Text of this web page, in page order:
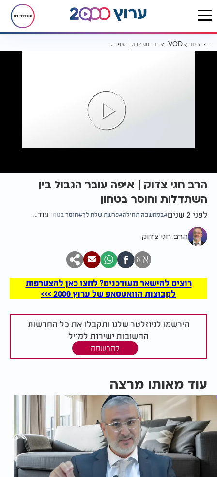
שידור חי
דף הבית VOD הרב חגי צדוק | איפה עובר הגבול בין השתדלות וחוסר בטחון
הרב חגי צדוק | איפה עובר הגבול בין
השתדלות וחוסר בטחון
לפני 2 שנים במחשבה תחילה פרשת שלח לך חוסר בטחון עוד...
הרב חגי צדוק
א א
רוצים להישאר מעודכנים? לחצו כאן להצטרפות
לקבוצות הוואטסאפ של ערוץ 2000 >>>
הירשמו לניוזלטר שלנו ותקבלו את כל החדשות
החשובות ישירות למייל
להרשמה
עוד מאותו מרצה